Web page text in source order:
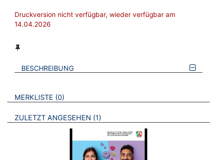
Druckversion nicht verfügbar, wieder verfügbar am
14.04.2026
BESCHREIBUNG
VERWEISE AUF VERMERKTE- ODER ZULETZT ANGESEHENE
MERKLISTE 0 BROSCHÜREN
ZULETZT ANGESEHEN 1 BROSCHÜREN